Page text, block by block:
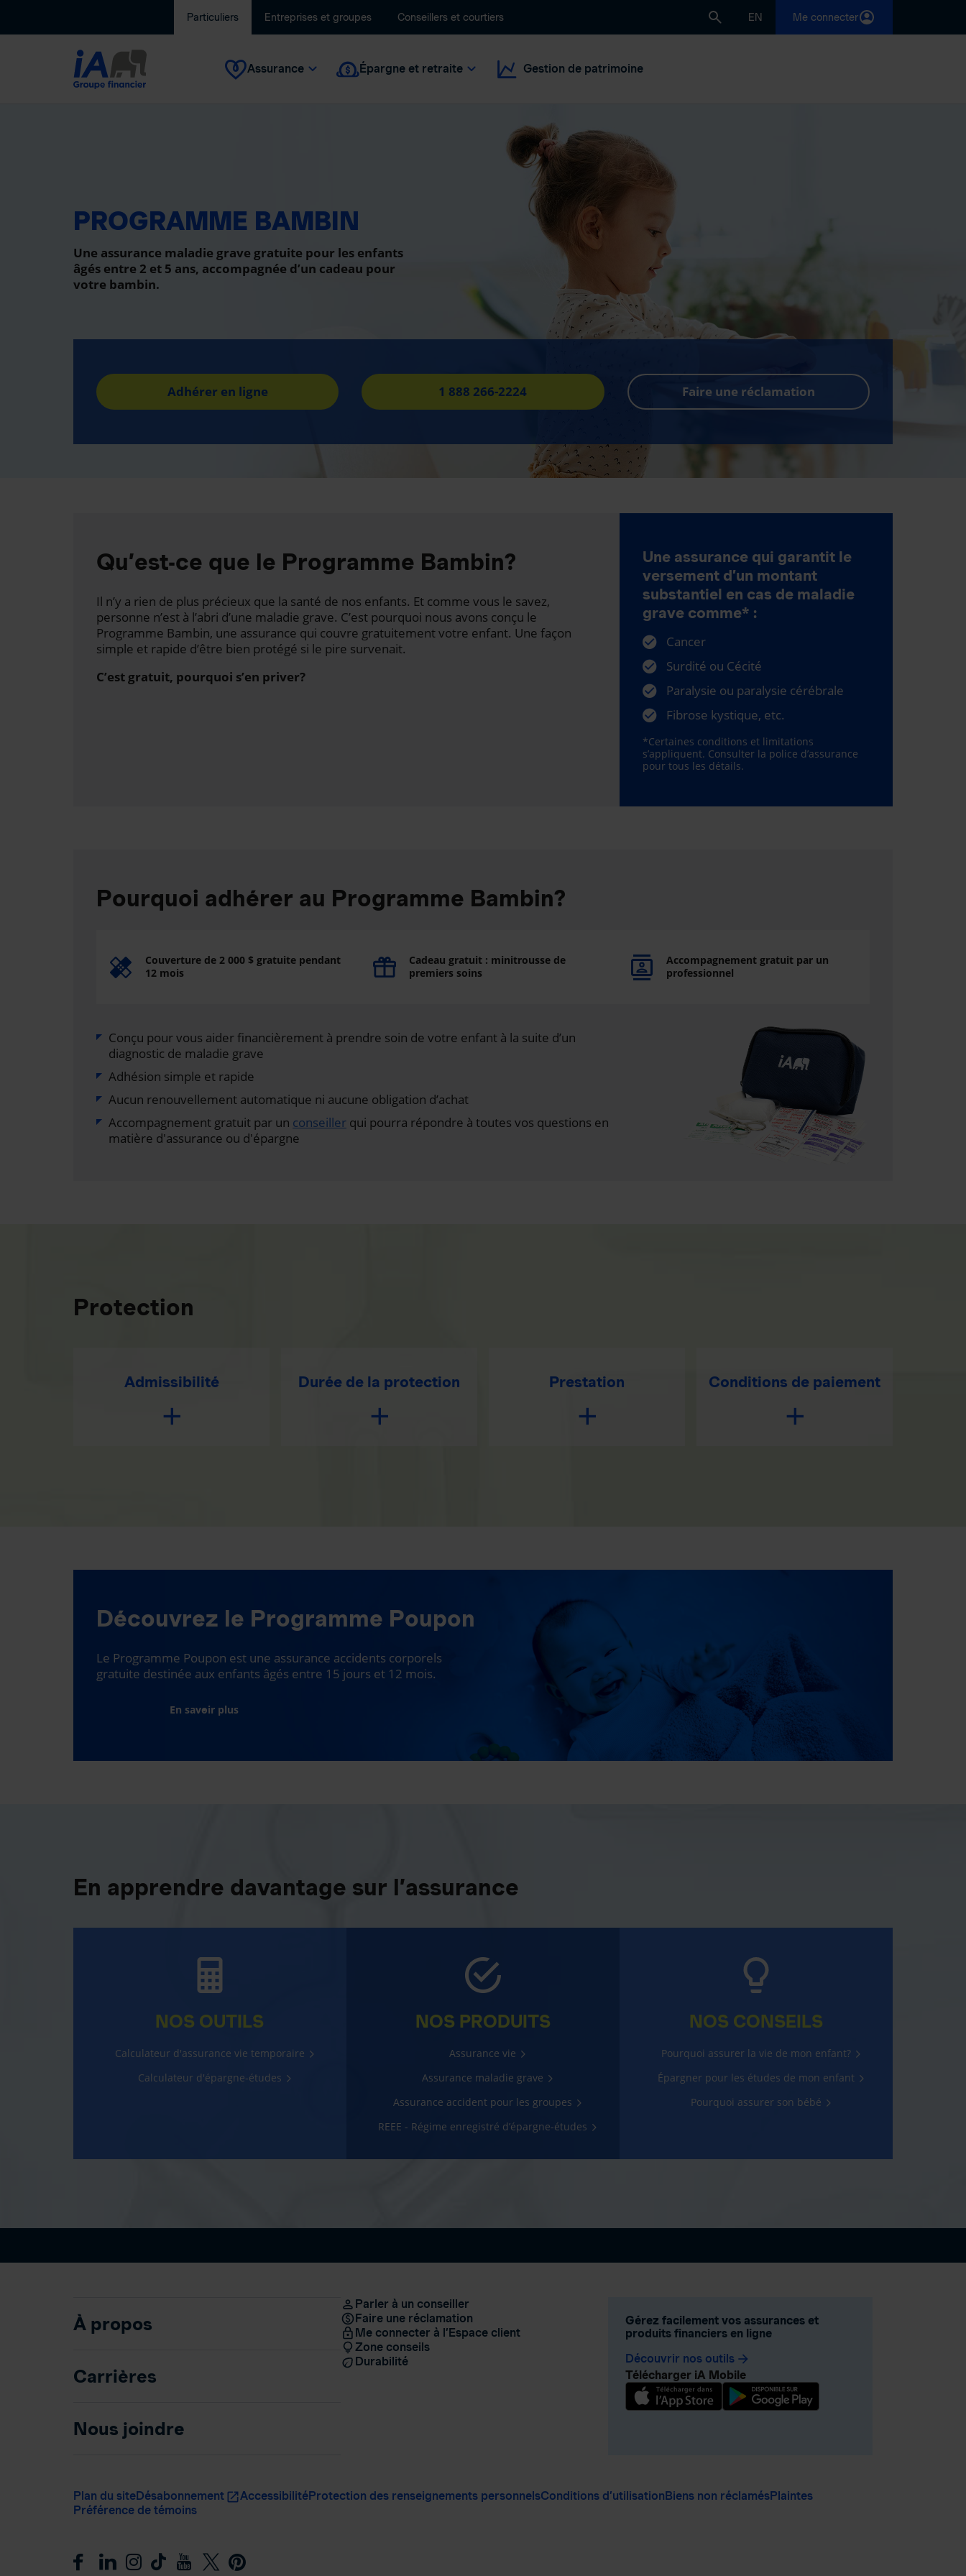
Particuliers Entreprises et groupes Conseillers et courtiers EN Me connecter
Assurance Épargne et retraite Gestion de patrimoine
PROGRAMME BAMBIN
Une assurance maladie grave gratuite pour les enfants
âgés entre 2 et 5 ans, accompagnée d’un cadeau pour
votre bambin.
Adhérer en ligne 1 888 266-2224 Faire une réclamation
Qu’est-ce que le Programme Bambin?
Il n’y a rien de plus précieux que la santé de nos enfants. Et comme vous le savez,
personne n’est à l’abri d’une maladie grave. C’est pourquoi nous avons conçu le
Programme Bambin, une assurance qui couvre gratuitement votre enfant. Une façon
simple et rapide d’être bien protégé si le pire survenait.
C’est gratuit, pourquoi s’en priver?
Une assurance qui garantit le
versement d’un montant
substantiel en cas de maladie
grave comme* :
Cancer
Surdité ou Cécité
Paralysie ou paralysie cérébrale
Fibrose kystique, etc.
*Certaines conditions et limitations
s’appliquent. Consulter la police d’assurance
pour tous les détails.
Pourquoi adhérer au Programme Bambin?
Couverture de 2 000 $ gratuite pendant
12 mois
Cadeau gratuit : minitrousse de
premiers soins
Accompagnement gratuit par un
professionnel
Conçu pour vous aider financièrement à prendre soin de votre enfant à la suite d’un
diagnostic de maladie grave
Adhésion simple et rapide
Aucun renouvellement automatique ni aucune obligation d’achat
Accompagnement gratuit par un conseiller qui pourra répondre à toutes vos questions en
matière d'assurance ou d'épargne
Protection
Admissibilité Durée de la protection Prestation Conditions de paiement
Découvrez le Programme Poupon
Le Programme Poupon est une assurance accidents corporels
gratuite destinée aux enfants âgés entre 15 jours et 12 mois.
En savoir plus
En apprendre davantage sur l’assurance
NOS OUTILS
Calculateur d'assurance vie temporaire
Calculateur d'épargne-études
NOS PRODUITS
Assurance vie
Assurance maladie grave
Assurance accident pour les groupes
REEE - Régime enregistré d’épargne-études
NOS CONSEILS
Pourquoi assurer la vie de mon enfant?
Épargner pour les études de mon enfant
Pourquoi assurer son bébé
À propos
Carrières
Nous joindre
Parler à un conseiller
Faire une réclamation
Me connecter à l’Espace client
Zone conseils
Durabilité
Gérez facilement vos assurances et
produits financiers en ligne
Découvrir nos outils arrow_forward
Télécharger iA Mobile
Plan du siteDésabonnement AccessibilitéProtection des renseignements personnelsConditions d’utilisationBiens non réclamésPlaintes
Préférence de témoins